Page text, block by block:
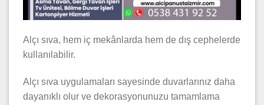
Alçı sıva, hem iç mekânlarda hem de dış cephelerde
kullanılabilir.
Alçı sıva uygulamaları sayesinde duvarlarınız daha
dayanıklı olur ve dekorasyonunuzu tamamlama